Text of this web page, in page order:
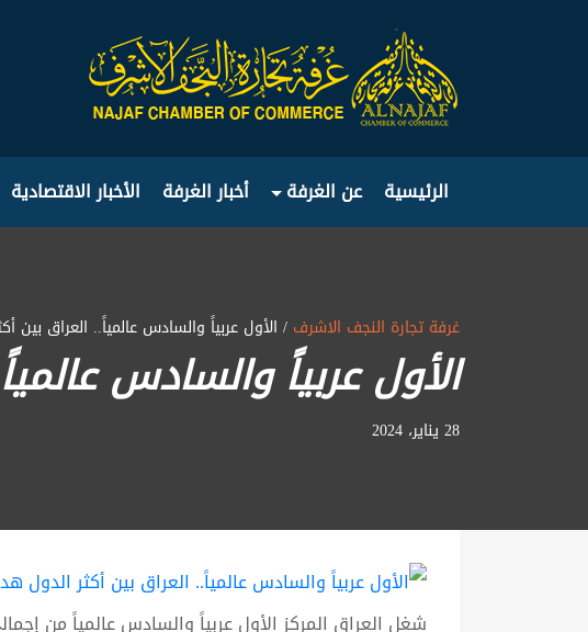
الرئيسية عن الغرفة أخبار الغرفة الأخبار الاقتصادية
غرفة تجارة النجف الاشرف / الأول عربياً والسادس عالمياً.. العراق بين
الأول عربياً والسادس
28 يناير، 2024